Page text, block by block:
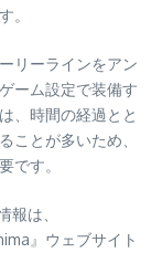
。
リーラインをアン
ーム設定で装備す
、時間の経過とと
ことが多いため、
です。
報は、
』ウェブサイト